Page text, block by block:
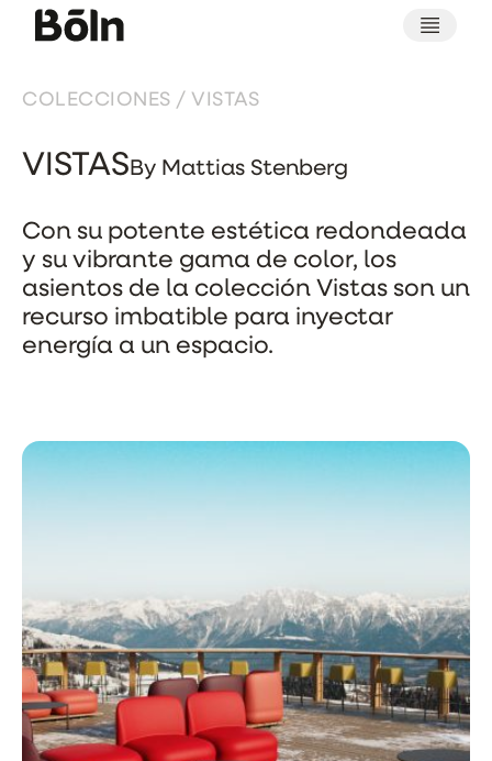
COLECCIONES / VISTAS
VISTASBy Mattias Stenberg
Con su potente estética redondeada
y su vibrante gama de color, los
asientos de la colección Vistas son un
recurso imbatible para inyectar
energía a un espacio.